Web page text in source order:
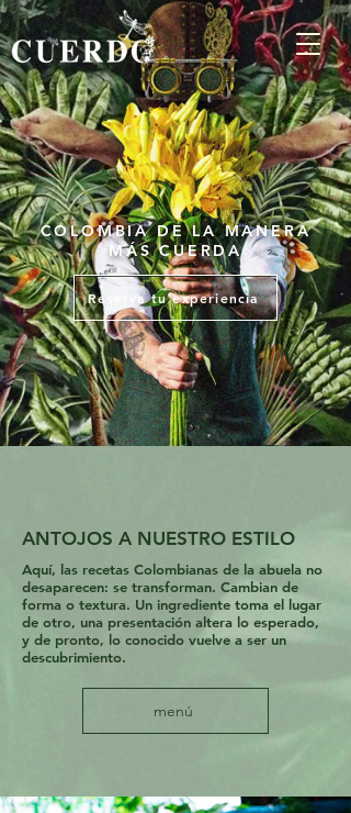
COLOMBIA DE LA MANERA
MÁS CUERDA
Reserva tu experiencia
ANTOJOS A NUESTRO ESTILO
Aquí, las recetas Colombianas de la abuela no
desaparecen: se transforman. Cambian de
forma o textura. Un ingrediente toma el lugar
de otro, una presentación altera lo esperado,
y de pronto, lo conocido vuelve a ser un
descubrimiento.
menú